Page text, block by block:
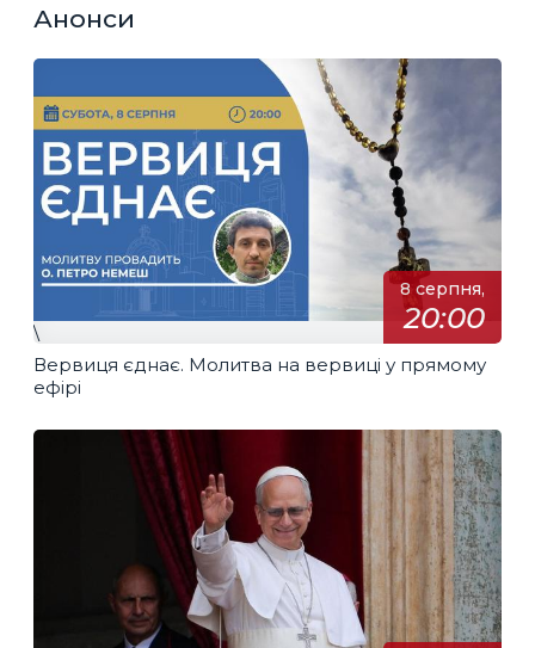
Анонси
8 серпня,
20:00
\
Вервиця єднає. Молитва на вервиці у прямому
ефірі